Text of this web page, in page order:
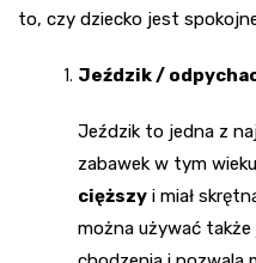
to, czy dziecko jest
Jeździk /
Jeździk to jedna z
zabawek w tym
cięższy i miał
można używać także